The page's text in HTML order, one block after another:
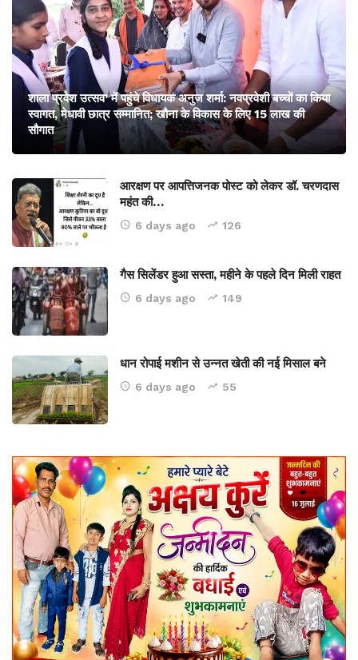
शाला प्रवेश उत्सव’ में पहुंचे विधायक अनुज शर्मा: नवप्रवेशी बच्चों का किया
स्वागत, मेधावी छात्र सम्मानित; खौना के विकास के लिए 15 लाख की
सौगात
आरक्षण पर आपत्तिजनक पोस्ट को लेकर डॉ. चरणदास
महंत की…
6 days ago 126
गैस सिलेंडर हुआ सस्ता, महीने के पहले दिन मिली राहत
6 days ago 149
धान रोपाई मशीन से उन्नत खेती की नई मिसाल बने
6 days ago 55